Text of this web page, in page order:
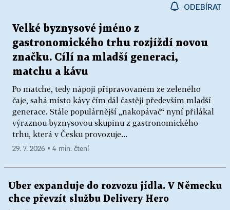
ODEBÍRAT
Velké byznysové jméno z
gastronomického trhu rozjíždí novou
značku. Cílí na mladší generaci,
matchu a kávu
Po matche, tedy nápoji připravovaném ze zeleného
čaje, sahá místo kávy čím dál častěji především mladší
generace. Stále populárnější „nakopávač“ nyní přilákal
výraznou byznysovou skupinu z gastronomického
trhu, která v Česku provozuje...
29. 7. 2026 ▪ 4 min. čtení
Uber expanduje do rozvozu jídla. V Německu
chce převzít službu Delivery Hero